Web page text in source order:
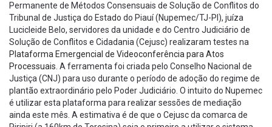
Permanente de Métodos Consensuais de Solução de Conflitos do
Tribunal de Justiça do Estado do Piauí (Nupemec/TJ-PI), juíza
Lucicleide Belo, servidores da unidade e do Centro Judiciário de
Solução de Conflitos e Cidadania (Cejusc) realizaram testes na
Plataforma Emergencial de Videoconferência para Atos
Processuais . A ferramenta foi criada pelo Conselho Nacional de
Justiça (CNJ) para uso durante o período de adoção do regime de
plantão extraordinário pelo Poder Judiciário. O intuito do Nupemec
é utilizar esta plataforma para realizar sessões de mediação
ainda este mês. A estimativa é de que o Cejusc da comarca de